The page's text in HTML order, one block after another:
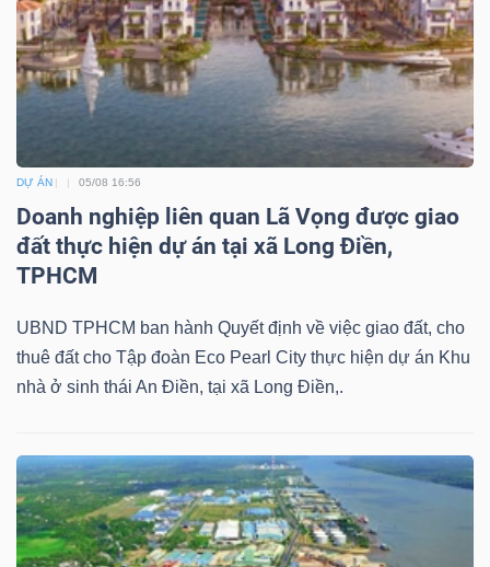
DỰ ÁN 05/08 16:56
Doanh nghiệp liên quan Lã Vọng được giao
đất thực hiện dự án tại xã Long Điền,
TPHCM
UBND TPHCM ban hành Quyết định về việc giao đất, cho
thuê đất cho Tập đoàn Eco Pearl City thực hiện dự án Khu
nhà ở sinh thái An Điền, tại xã Long Điền,.